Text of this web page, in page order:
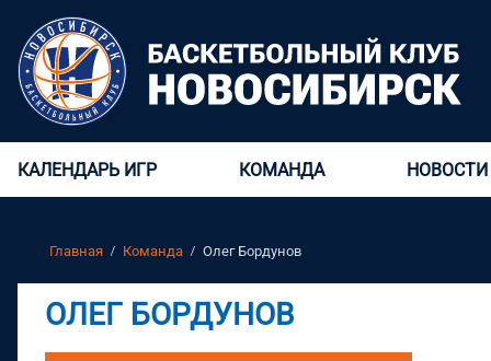
КАЛЕНДАРЬ ИГР КОМАНДА НОВОСТИ
Главная Команда Олег Бордунов
ОЛЕГ БОРДУНОВ